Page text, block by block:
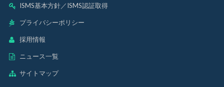
ISMS基本方針／ISMS認証取得
プライバシーポリシー
採用情報
ニュース一覧
サイトマップ